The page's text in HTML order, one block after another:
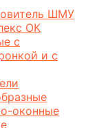
ШМУ
ОК
с
и с
оконные